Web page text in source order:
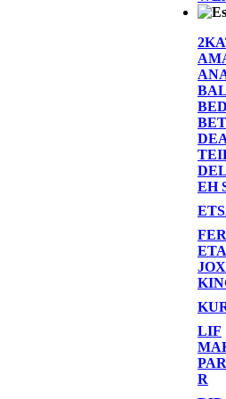
BED
EH
LIF
R